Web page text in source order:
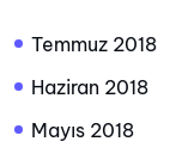
Temmuz 2018
Haziran 2018
Mayıs 2018